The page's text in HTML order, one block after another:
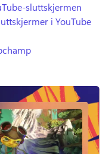
sluttskjermen
i YouTube